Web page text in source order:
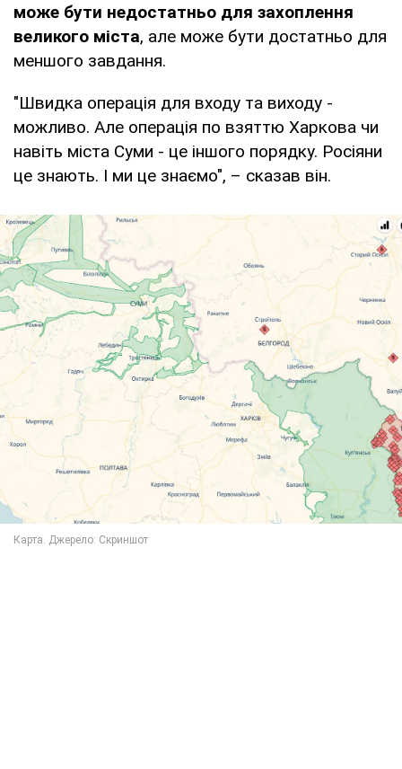
може бути недостатньо для захоплення
великого міста, але може бути достатньо для
меншого завдання.
"Швидка операція для входу та виходу -
можливо. Але операція по взяттю Харкова чи
навіть міста Суми - це іншого порядку. Росіяни
це знають. І ми це знаємо", – сказав він.